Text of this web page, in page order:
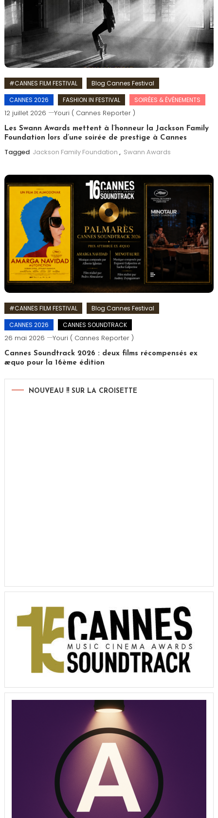
#CANNES FILM FESTIVAL
Blog Cannes Festival
CANNES 2026
FASHION IN FESTIVAL SOIRÉES & ÉVÉNEMENTS
12 juillet 2026 Youri ( Cannes Reporter )
Les Swann Awards mettent à l’honneur la Jackson Family
Foundation lors d’une soirée de prestige à Cannes
Tagged Jackson Family Foundation , Swann Awards
#CANNES FILM FESTIVAL
Blog Cannes Festival
CANNES 2026
CANNES SOUNDTRACK
26 mai 2026 Youri ( Cannes Reporter )
Cannes Soundtrack 2026 : deux films récompensés ex
æquo pour la 16ème édition
NOUVEAU !! SUR LA CROISETTE